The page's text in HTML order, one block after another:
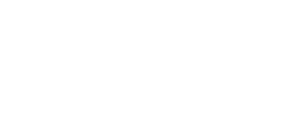
с безопасными аттракционами.
позволяет детям узнать больше о морских